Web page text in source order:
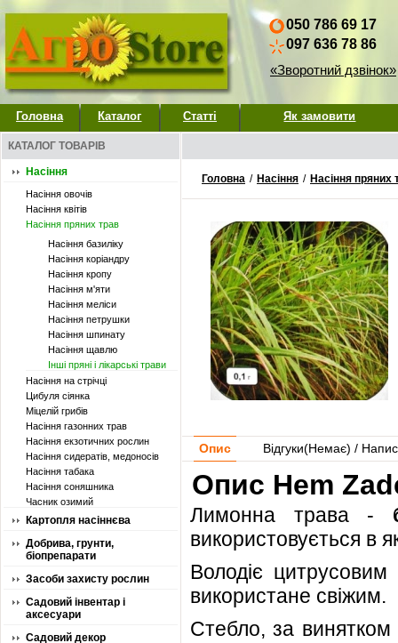
050 786 69 17
097 636 78 86
«Зворотний дзвінок»
Головна Каталог Статті Як замовити
КАТАЛОГ ТОВАРІВ
Насіння
Насіння овочів
Насіння квітів
Насіння пряних трав
Насіння базиліку
Насіння коріандру
Насіння кропу
Насіння м'яти
Насіння меліси
Насіння петрушки
Насіння шпинату
Насіння щавлю
Інші пряні і лікарські трави
Насіння на стрічці
Цибуля сіянка
Міцелій грибів
Насіння газонних трав
Насіння екзотичних рослин
Насіння сидератів, медоносів
Насіння табака
Насіння соняшника
Часник озимий
Картопля насіннєва
Добрива, грунти,
біопрепарати
Засоби захисту рослин
Садовий інвентар і
аксесуари
Садовий декор
Головна / Насіння / Насіння пряних
Опис Відгуки(Немає) /
Опис Hem
Лимонна трава -
використовується в
Володіє
використане свіжим.
Стебло, за